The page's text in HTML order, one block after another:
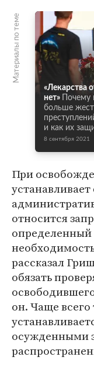
Материалы по теме
«Лекарства
нет»
Почему
больше
и как их
8 сентября 2021
При
относится
рассказал
обязать
он. Чаще всего
осужденными